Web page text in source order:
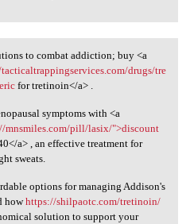
to combat
to combat addiction; buy <a
drugs/tre
for tretinoin</a> .
symptoms with <a
mnsmiles.com/pill/lasix/">discount
a> , an effective treatment for
sweats.
options for managing Addison's
howhttps://shilpaotc.com/tretinoin/
solution to support your